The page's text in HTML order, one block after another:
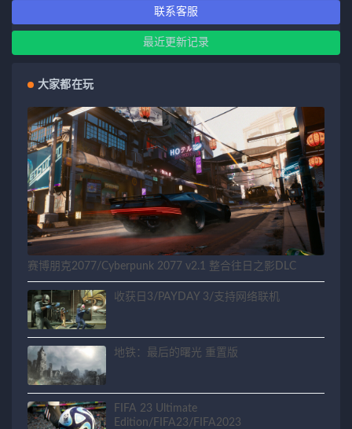
联系客服
最近更新记录
大家都在玩
赛博朋克2077/Cyberpunk 2077 v2.1 整合往日之影DLC
收获日3/PAYDAY 3/支持网络联机
地铁：最后的曙光 重置版
FIFA 23 Ultimate
Edition/FIFA23/FIFA2023